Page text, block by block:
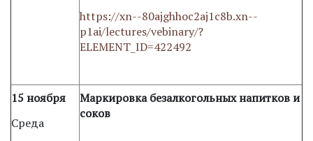
https://xn--80ajghhoc2aj1c8b.xn--
p1ai/lectures/vebinary/?
ELEMENT_ID=422492
15 ноября
Среда
Маркировка безалкогольных напитков и
соков